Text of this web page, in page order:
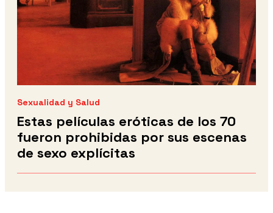
Sexualidad y Salud
Estas películas eróticas de los 70
fueron prohibidas por sus escenas
de sexo explícitas